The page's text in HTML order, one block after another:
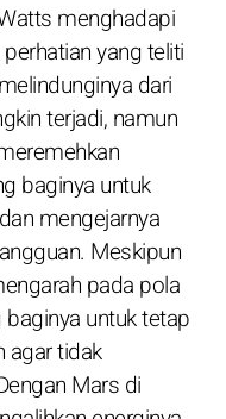
menghadapi
yang teliti
dari
terjadi, namun
baginya untuk
mengejarnya
Meskipun
pada pola
untuk tetap
agar tidak
Mars di